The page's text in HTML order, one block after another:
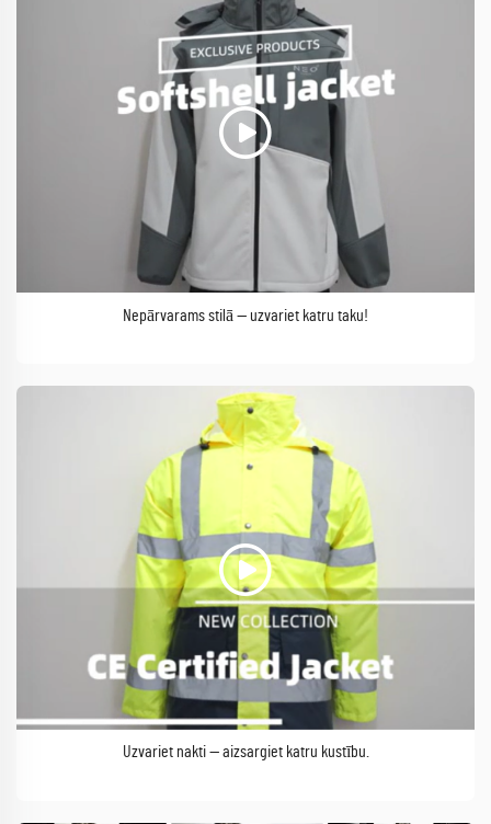
Nepārvarams stilā — uzvariet katru taku!
Uzvariet nakti — aizsargiet katru kustību.